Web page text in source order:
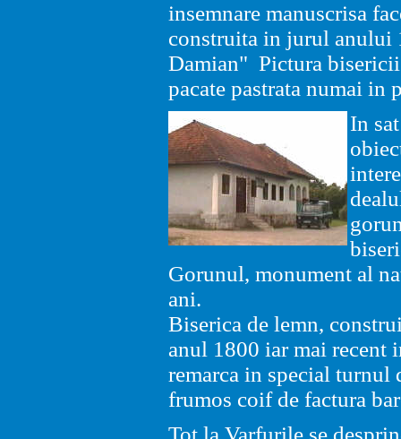
insemnare manuscrisa
construita in jurul anului
Damian" Pictura
pacate pastrata numai in
In
Gorunul, monument al
ani.
Biserica de lemn,
anul 1800 iar mai recent
remarca in special turnul
frumos coif de factura
Tot la Varfurile se